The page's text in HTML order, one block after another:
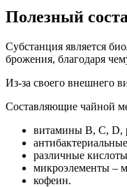
Полезный
Субстанция является
брожения, благодаря
Из-за своего внешнего
Составляющие чайной
витамины В, С, D,
различные
микроэлементы –
кофеин.